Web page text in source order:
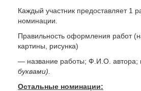
Каждый участник предоставляет 1
номинации.
Правильность оформления работ
картины, рисунка)
— название работы; Ф.И.О. автора;
буквами).
Остальные номинации: